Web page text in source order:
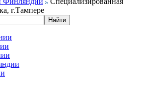
г.Тампере